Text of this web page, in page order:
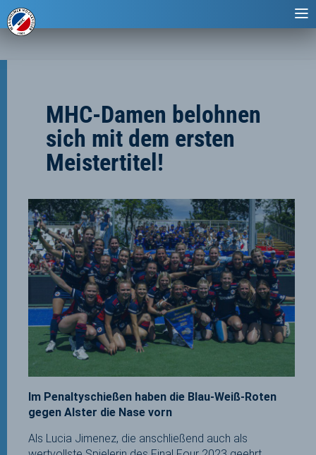
MHC-Damen belohnen
sich mit dem ersten
Meistertitel!
Im Penaltyschießen haben die Blau-Weiß-Roten
gegen Alster die Nase vorn
Als Lucia Jimenez, die anschließend auch als